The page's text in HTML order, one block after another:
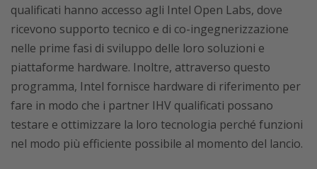
qualificati hanno accesso agli Intel Open Labs, dove
ricevono supporto tecnico e di co-ingegnerizzazione
nelle prime fasi di sviluppo delle loro soluzioni e
piattaforme hardware. Inoltre, attraverso questo
programma, Intel fornisce hardware di riferimento per
fare in modo che i partner IHV qualificati possano
testare e ottimizzare la loro tecnologia perché funzioni
nel modo più efficiente possibile al momento del lancio.